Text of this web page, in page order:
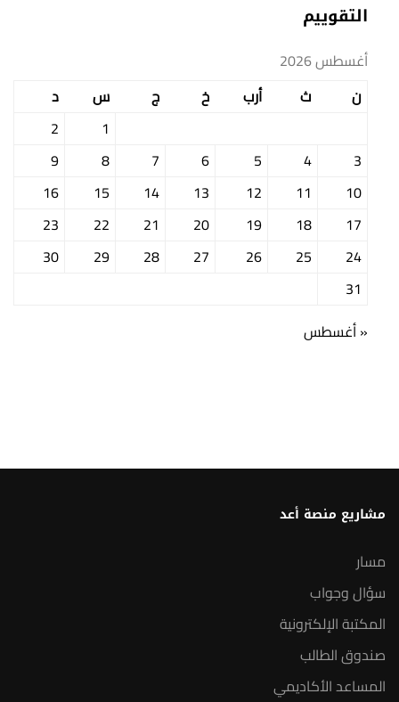
التقوييم
أغسطس 2026
ن
ث أرب خ ج س
د
1
2
3
4
5
6
7
8
9
10
11
12
13
14
15
16
17
18
19
20
21
22
23
24
25
26
27
28
29
30
31
« أغسطس
مشاريع منصة أعد
مسار
سؤال وجواب
المكتبة الإلكترونية
صندوق الطالب
المساعد الأكاديمي